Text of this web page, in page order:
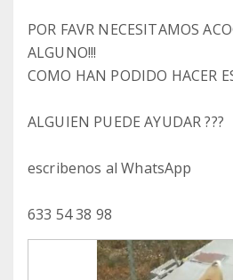
POR FAVR NECESITAMOS
ALGUNO!!!
COMO HAN PODIDO HACER
ALGUIEN PUEDE AYUDAR ???
escribenos al WhatsApp
633 54 38 98